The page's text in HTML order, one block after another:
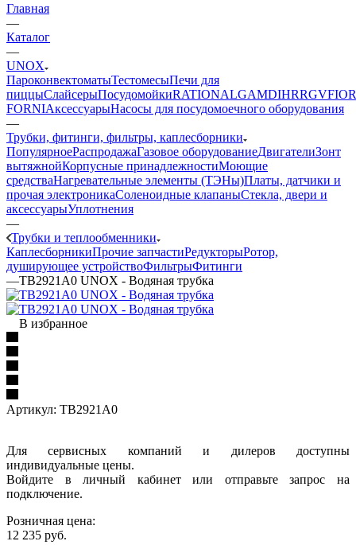
Главная
—
Каталог
—
UNOX
ПароконвектоматыТестомесыПечи для
пиццыСлайсерыПосудомойкиRATIONALGAMDIHRRGV
FORNIАксессуарыНасосы для посудомоечного оборудования
—
Трубки, фитинги, фильтры, каплесборники
ПопулярноеРаспродажаГазовое оборудованиеДвигателиЗонт
вытяжнойКорпусные принадлежностиМоющие
средстваНагревательные элементы (ТЭНы)Платы, датчики и
прочая электроникаСоленоидные клапаныСтекла, двери и
аксессуарыУплотнения
—
Трубки и теплообменники
КаплесборникиПрочие запчастиРедукторыРотор,
душирующее устройствоФильтрыФитинги
—TB2921A0 UNOX - Водяная трубка
В избранное
Артикул: TB2921A0
Для сервисных компаний и дилеров доступны
индивидуальные цены.
Войдите в личный кабинет или отправьте запрос на
подключение.
Розничная цена:
12 235 руб.